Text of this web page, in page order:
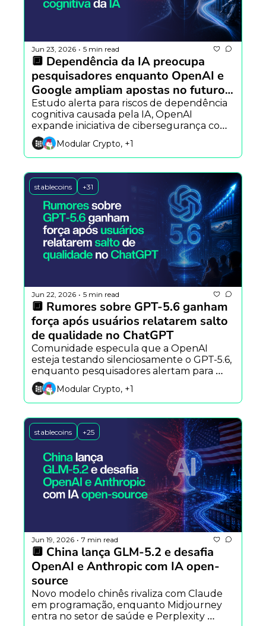
Jun 23, 2026 • 5 min read
🔲 Dependência da IA preocupa
pesquisadores enquanto OpenAI e
Google ampliam apostas no futuro
da tecnologia
Estudo alerta para riscos de dependência
cognitiva causada pela IA, OpenAI
expande iniciativa de cibersegurança com
novos agentes e Google investe em
Hollywood para desenvolver ferramentas
de IA para o cinema.
Modular Crypto, +1
stablecoins +31
Jun 22, 2026 • 5 min read
🔲 Rumores sobre GPT-5.6 ganham
força após usuários relatarem salto
de qualidade no ChatGPT
Comunidade especula que a OpenAI
esteja testando silenciosamente o GPT-5.6,
enquanto pesquisadores alertam para
riscos psicológicos dos chatbots e novos
modelos por difusão desafiam a
arquitetura tradicional dos LLMs.
Modular Crypto, +1
stablecoins +25
Jun 19, 2026 • 7 min read
🔲 China lança GLM-5.2 e desafia
OpenAI e Anthropic com IA open-
source
Novo modelo chinês rivaliza com Claude
em programação, enquanto Midjourney
entra no setor de saúde e Perplexity